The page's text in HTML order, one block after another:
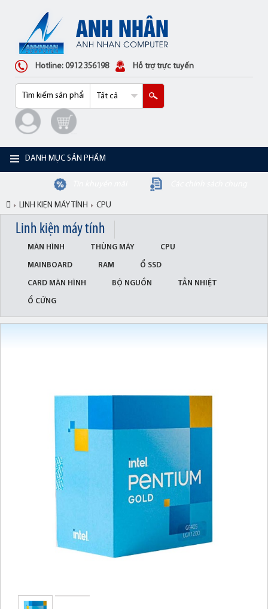
Hotline: 0912 356198 Hỗ trợ trực tuyến
DANH MỤC SẢN PHẨM
LINH KIỆN MÁY TÍNH CPU
Linh kiện máy tính
MÀN HÌNH THÙNG MÁY CPU
MAINBOARD RAM Ổ SSD
CARD MÀN HÌNH BỘ NGUỒN TẢN NHIỆT
Ổ CỨNG